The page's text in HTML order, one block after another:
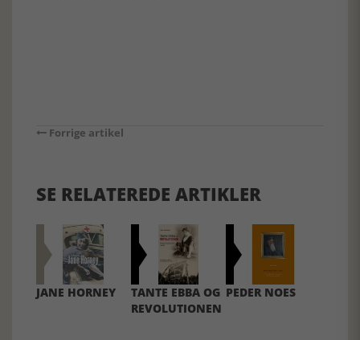
Forrige artikel
SE RELATEREDE ARTIKLER
JANE HORNEY
TANTE EBBA OG
REVOLUTIONEN
PEDER NOES